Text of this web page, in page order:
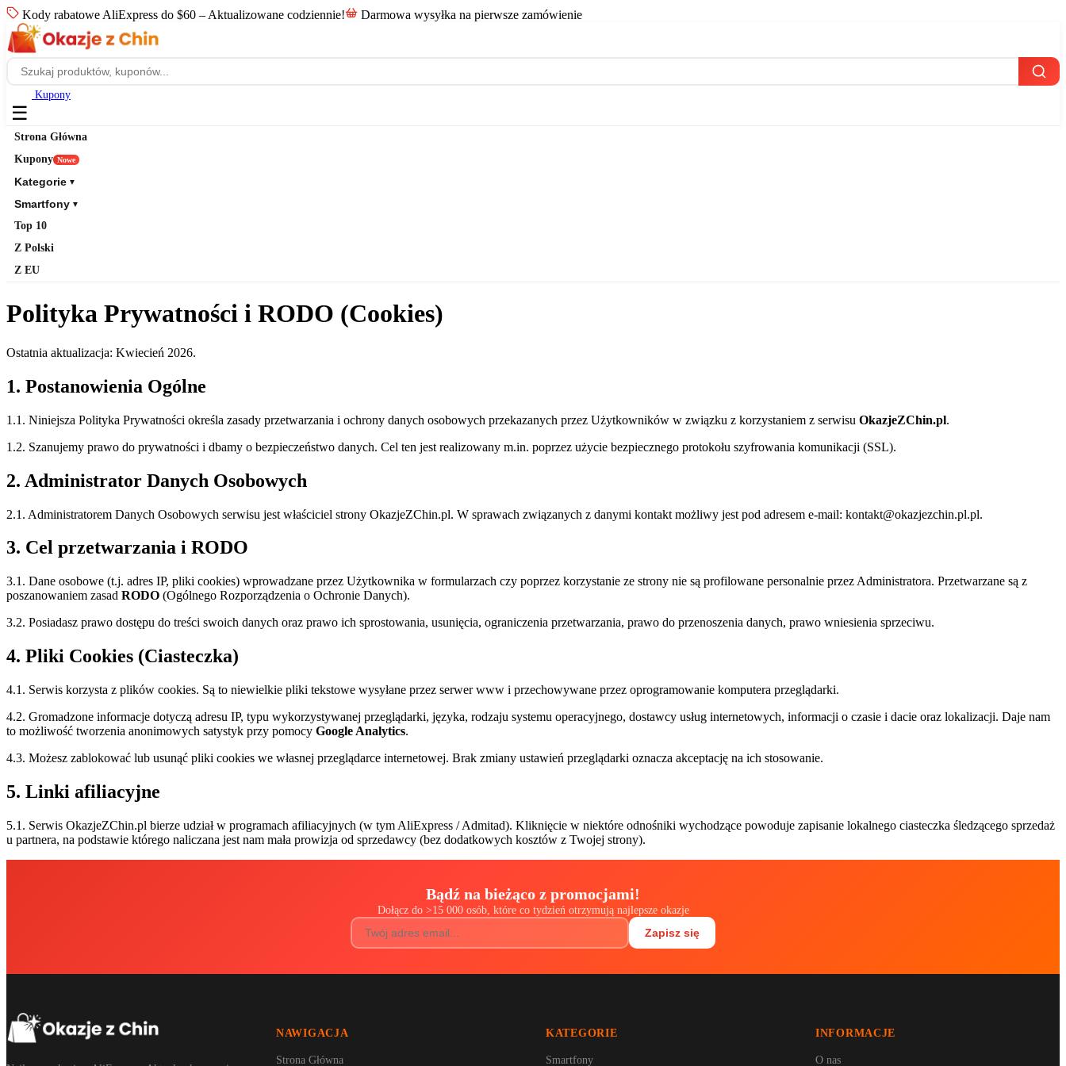
Kody rabatowe AliExpress do $60 – Aktualizowane codziennie! Darmowa wysyłka na pierwsze zamówienie
Kupony
☰
Strona Główna
Kupony Nowe
Kategorie ▼
Smartfony ▼
Top 10
Z Polski
Z EU
Polityka Prywatności i RODO (Cookies)
Ostatnia aktualizacja: Kwiecień 2026.
1. Postanowienia Ogólne
1.1. Niniejsza Polityka Prywatności określa zasady przetwarzania i ochrony danych osobowych przekazanych przez Użytkowników w związku z korzystaniem z serwisu OkazjeZChin.pl.
1.2. Szanujemy prawo do prywatności i dbamy o bezpieczeństwo danych. Cel ten jest realizowany m.in. poprzez użycie bezpiecznego protokołu szyfrowania komunikacji (SSL).
2. Administrator Danych Osobowych
2.1. Administratorem Danych Osobowych serwisu jest właściciel strony OkazjeZChin.pl. W sprawach związanych z danymi kontakt możliwy jest pod adresem e-mail: kontakt@okazjezchin.pl.pl.
3. Cel przetwarzania i RODO
3.1. Dane osobowe (t.j. adres IP, pliki cookies) wprowadzane przez Użytkownika w formularzach czy poprzez korzystanie ze strony nie są profilowane personalnie przez Administratora. Przetwarzane są z
poszanowaniem zasad RODO (Ogólnego Rozporządzenia o Ochronie Danych).
3.2. Posiadasz prawo dostępu do treści swoich danych oraz prawo ich sprostowania, usunięcia, ograniczenia przetwarzania, prawo do przenoszenia danych, prawo wniesienia sprzeciwu.
4. Pliki Cookies (Ciasteczka)
4.1. Serwis korzysta z plików cookies. Są to niewielkie pliki tekstowe wysyłane przez serwer www i przechowywane przez oprogramowanie komputera przeglądarki.
4.2. Gromadzone informacje dotyczą adresu IP, typu wykorzystywanej przeglądarki, języka, rodzaju systemu operacyjnego, dostawcy usług internetowych, informacji o czasie i dacie oraz lokalizacji. Daje nam
to możliwość tworzenia anonimowych satystyk przy pomocy Google Analytics.
4.3. Możesz zablokować lub usunąć pliki cookies we własnej przeglądarce internetowej. Brak zmiany ustawień przeglądarki oznacza akceptację na ich stosowanie.
5. Linki afiliacyjne
5.1. Serwis OkazjeZChin.pl bierze udział w programach afiliacyjnych (w tym AliExpress / Admitad). Kliknięcie w niektóre odnośniki wychodzące powoduje zapisanie lokalnego ciasteczka śledzącego sprzedaż
u partnera, na podstawie którego naliczana jest nam mała prowizja od sprzedawcy (bez dodatkowych kosztów z Twojej strony).
Bądź na bieżąco z promocjami!
Dołącz do >15 000 osób, które co tydzień otrzymują najlepsze okazje
Zapisz się
NAWIGACJA
Strona Główna
KATEGORIE
Smartfony
INFORMACJE
O nas